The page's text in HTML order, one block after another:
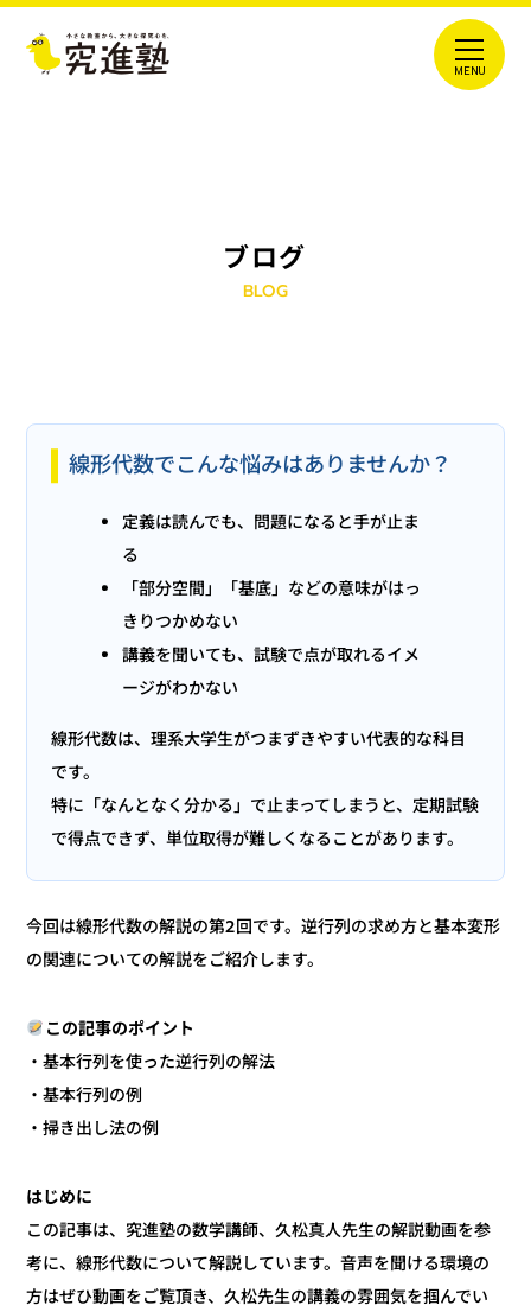
ブログ
BLOG
線形代数でこんな悩みはありませんか？
定義は読んでも、問題になると手が止ま
る
「部分空間」「基底」などの意味がはっ
きりつかめない
講義を聞いても、試験で点が取れるイメ
ージがわかない
線形代数は、理系大学生がつまずきやすい代表的な科目
です。
特に「なんとなく分かる」で止まってしまうと、定期試験
で得点できず、単位取得が難しくなることがあります。
今回は線形代数の解説の第2回です。逆行列の求め方と基本変形
の関連についての解説をご紹介します。
この記事のポイント
・基本行列を使った逆行列の解法
・基本行列の例
・掃き出し法の例
はじめに
この記事は、究進塾の数学講師、久松真人先生の解説動画を参
考に、線形代数について解説しています。音声を聞ける環境の
方はぜひ動画をご覧頂き、久松先生の講義の雰囲気を掴んでい